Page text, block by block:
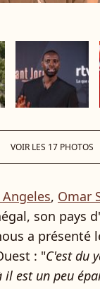
VOIR LES 17 PHOTOS
, Omar
son pays
a présenté
: "C'est du
est un peu